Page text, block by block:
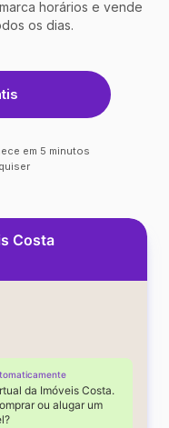
horários e vende
os dias.
em 5 minutos
Costa
da Imóveis Costa.
ou alugar um